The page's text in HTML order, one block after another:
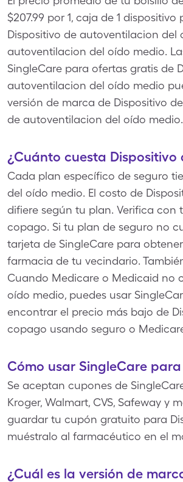
$207.99 por 1, caja de 1
Dispositivo de autoventilacion del
autoventilacion del oído medio.
SingleCare para ofertas gratis de
autoventilacion del oído medio
versión de marca de Dispositivo
de autoventilacion del oído medio.
¿Cuánto cuesta
Cada plan específico de seguro
del oído medio. El costo de
difiere según tu plan. Verifica con
copago. Si tu plan de seguro no
tarjeta de SingleCare para
farmacia de tu vecindario.
Cuando Medicare o Medicaid no
oído medio, puedes usar
encontrar el precio más bajo de
copago usando seguro o
Cómo usar SingleCare
Se aceptan cupones de
Kroger, Walmart, CVS, Safeway y
guardar tu cupón gratuito para
muéstralo al farmacéutico en el
¿Cuál es la versión de